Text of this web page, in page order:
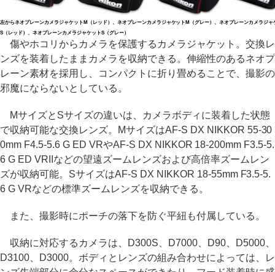
左からネオプレーンカメラジャケットM（レッド）、ネオプレーンカメラジャケットM（グレー）、ネオプレーンカメラジャ
S（レッド）、ネオプレーンカメラジャケットS（グレー）
傷やホコリからカメラを保護するカメラジャケット。交換レ
ンズを装着したままカメラを収納できる。伸縮性のあるネオプ
レーン素材を採用し、コンパクトに折り畳めることで、撮影の
邪魔にならないとしている。
MサイズとSサイズの違いは、カメラボディに装着した状態
で収納可能な交換レンズ。MサイズはAF-S DX NIKKOR 55-30
0mm F4.5-5.6 G ED VRやAF-S DX NIKKOR 18-200mm F3.5-5.
6 G ED VRIIなどの望遠ズームレンズおよび高倍率ズームレン
ズが収納可能。SサイズはAF-S DX NIKKOR 18-55mm F3.5-5.
6 G VRなどの標準ズームレンズを収納できる。
また、撮影時にポーチの落下を防ぐ平紐も付属している。
収納に対応するカメラは、D300S、D7000、D90、D5000、
D3100、D3000。ボディとレンズの組み合わせによっては、レ